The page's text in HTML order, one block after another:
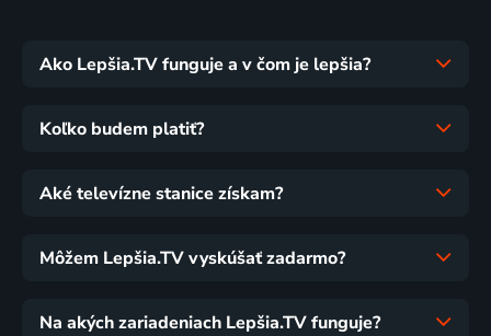
Ako Lepšia.TV funguje a v čom je lepšia?
Koľko budem platiť?
Aké televízne stanice získam?
Môžem Lepšia.TV vyskúšať zadarmo?
Na akých zariadeniach Lepšia.TV funguje?